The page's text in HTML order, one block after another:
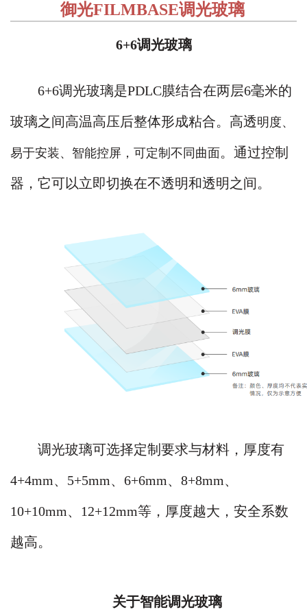
御光FILMBASE调光玻璃
6+6调光玻璃
6+6调光玻璃是PDLC膜结合在两层6毫米的
玻璃之间高温高压后整体形成粘合。高透明度、
易于安装、智能控屏，可定制不同曲面 。通过控制
器，它可以立即切换在不透明和透明之间。
调光玻璃可选择定制要求与材料，厚度有
4+4mm、5+5mm、6+6mm、8+8mm、
10+10mm、12+12mm等，厚度越大，安全系数
越高。
关于智能调光玻璃